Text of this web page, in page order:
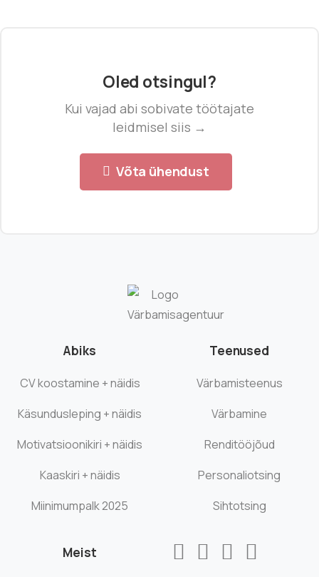
Oled otsingul?
Kui vajad abi sobivate töötajate
leidmisel siis →
Võta ühendust
Abiks
CV koostamine + näidis
Käsundusleping + näidis
Motivatsioonikiri + näidis
Kaaskiri + näidis
Miinimumpalk 2025
Teenused
Värbamisteenus
Värbamine
Renditööjõud
Personaliotsing
Sihtotsing
Meist